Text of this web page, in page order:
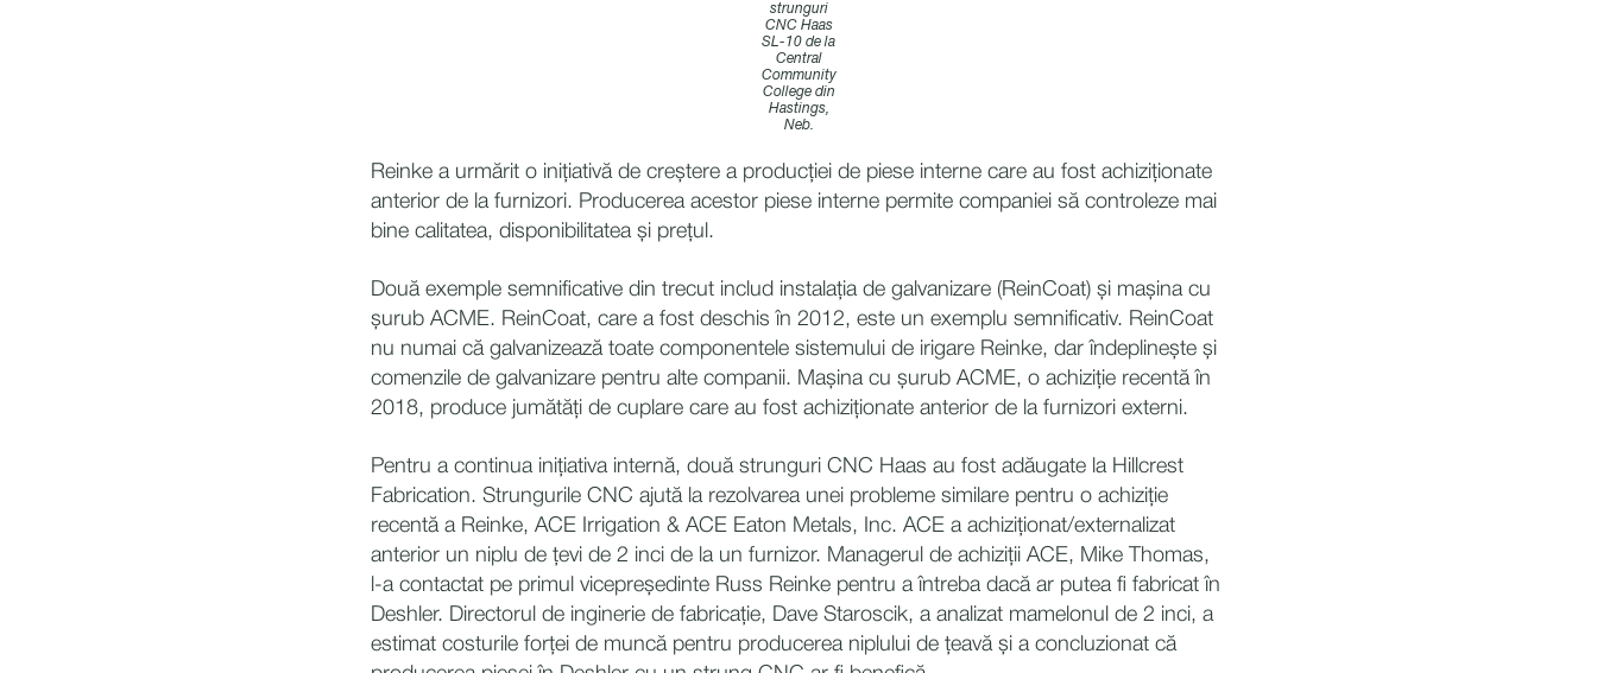
strunguri
CNC Haas
SL-10 de la
Central
Community
College din
Hastings,
Neb.
Reinke a urmărit o inițiativă de creștere a producției de piese interne care au fost achiziționate
anterior de la furnizori. Producerea acestor piese interne permite companiei să controleze mai
bine calitatea, disponibilitatea și prețul.
Două exemple semnificative din trecut includ instalația de galvanizare (ReinCoat) și mașina cu
șurub ACME. ReinCoat, care a fost deschis în 2012, este un exemplu semnificativ. ReinCoat
nu numai că galvanizează toate componentele sistemului de irigare Reinke, dar îndeplinește și
comenzile de galvanizare pentru alte companii. Mașina cu șurub ACME, o achiziție recentă în
2018, produce jumătăți de cuplare care au fost achiziționate anterior de la furnizori externi.
Pentru a continua inițiativa internă, două strunguri CNC Haas au fost adăugate la Hillcrest
Fabrication. Strungurile CNC ajută la rezolvarea unei probleme similare pentru o achiziție
recentă a Reinke, ACE Irrigation & ACE Eaton Metals, Inc. ACE a achiziționat/externalizat
anterior un niplu de țevi de 2 inci de la un furnizor. Managerul de achiziții ACE, Mike Thomas,
l-a contactat pe primul vicepreședinte Russ Reinke pentru a întreba dacă ar putea fi fabricat în
Deshler. Directorul de inginerie de fabricație, Dave Staroscik, a analizat mamelonul de 2 inci, a
estimat costurile forței de muncă pentru producerea niplului de țeavă și a concluzionat că